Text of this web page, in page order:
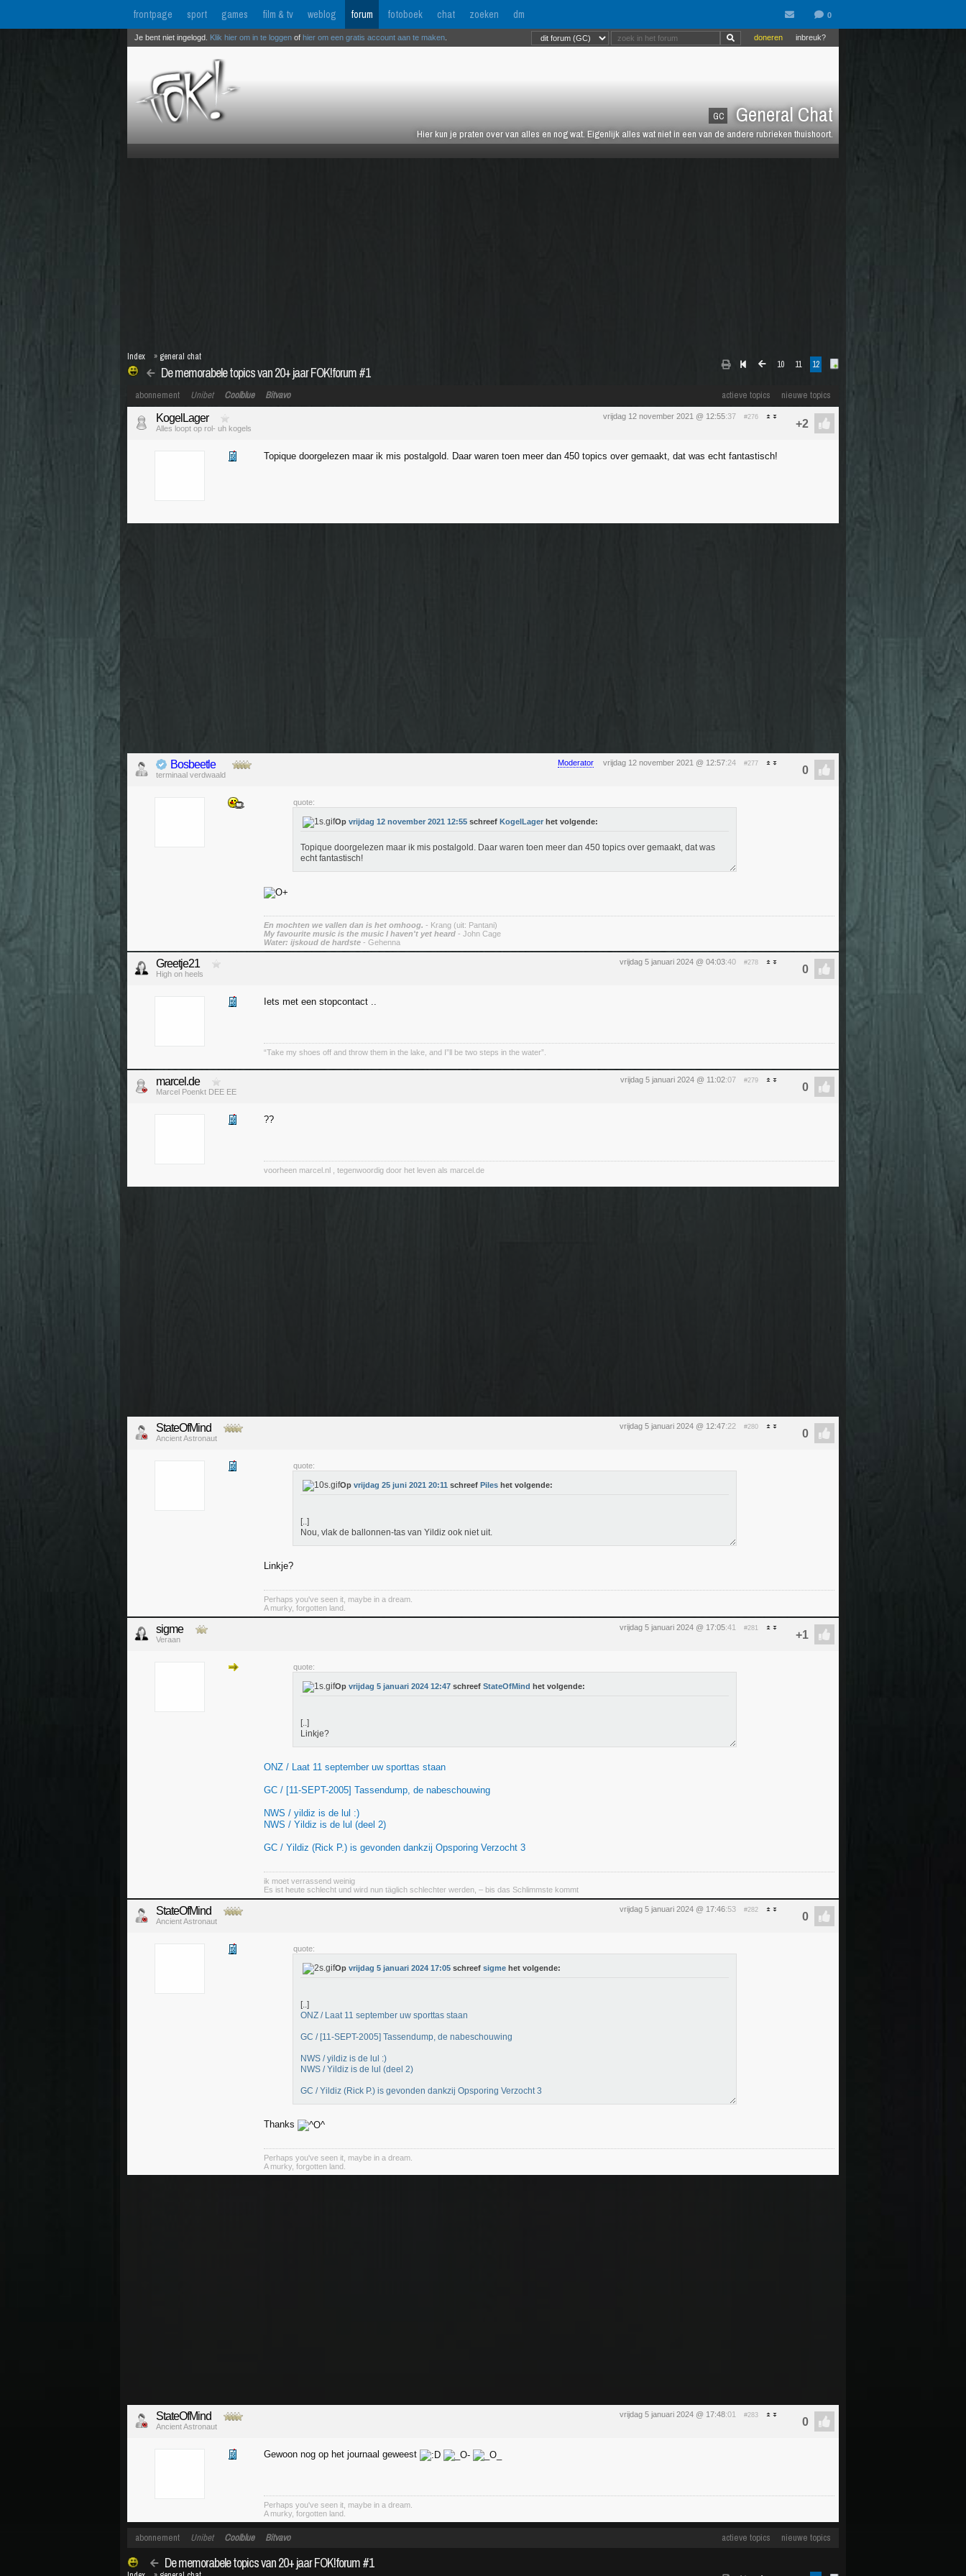
frontpage sport games film & tv weblog forum fotoboek chat zoeken dm
GC General Chat
Hier kun je praten over van alles en nog wat. Eigenlijk alles wat niet in een van de andere rubrieken thuishoort.
inbreuk?
doneren
Je bent niet ingelogd. Klik hier om in te loggen of hier om een gratis account aan te maken
10 11 12
De memorabele topics van 20+ jaar FOK!forum #1
Index » general chat
actieve topics nieuwe topics
abonnement Unibet Coolblue Bitvavo
vrijdag 12 november 2021 @ 12:55:37 #276
KogelLager
Alles loopt op rol- uh kogels
Topique doorgelezen maar ik mis postalgold. Daar waren toen meer dan 450 topics over gemaakt, dat was echt fantastisch!
Moderator vrijdag 12 november 2021 @ 12:57:24 #277
Bosbeetle
terminaal verdwaald
quote:
Op vrijdag 12 november 2021 12:55 schreef KogelLager het volgende:
Topique doorgelezen maar ik mis postalgold. Daar waren toen meer dan 450 topics over gemaakt, dat was
echt fantastisch!
En mochten we vallen dan is het omhoog. - Krang (uit: Pantani)
My favourite music is the music I haven't yet heard - John Cage
Water: ijskoud de hardste - Gehenna
vrijdag 5 januari 2024 @ 04:03:40 #278
Greetje21
High on heels
Iets met een stopcontact ..
“Take my shoes off and throw them in the lake, and I”ll be two steps in the water”.
vrijdag 5 januari 2024 @ 11:02:07 #279
marcel.de
Marcel Poenkt DEE EE
??
voorheen marcel.nl , tegenwoordig door het leven als marcel.de
vrijdag 5 januari 2024 @ 12:47:22 #280
StateOfMind
Ancient Astronaut
quote:
Op vrijdag 25 juni 2021 20:11 schreef Piles het volgende:
[..]
Nou, vlak de ballonnen-tas van Yildiz ook niet uit.
Linkje?
Perhaps you've seen it, maybe in a dream.
A murky, forgotten land.
vrijdag 5 januari 2024 @ 17:05:41 #281
sigme
Veraan
quote:
Op vrijdag 5 januari 2024 12:47 schreef StateOfMind het volgende:
[..]
Linkje?
ONZ / Laat 11 september uw sporttas staan
GC / [11-SEPT-2005] Tassendump, de nabeschouwing
NWS / yildiz is de lul :)
NWS / Yildiz is de lul (deel 2)
GC / Yildiz (Rick P.) is gevonden dankzij Opsporing Verzocht 3
ik moet verrassend weinig
Es ist heute schlecht und wird nun täglich schlechter werden, – bis das Schlimmste kommt
vrijdag 5 januari 2024 @ 17:46:53 #282
StateOfMind
Ancient Astronaut
quote:
Op vrijdag 5 januari 2024 17:05 schreef sigme het volgende:
[..]
ONZ / Laat 11 september uw sporttas staan
GC / [11-SEPT-2005] Tassendump, de nabeschouwing
NWS / yildiz is de lul :)
NWS / Yildiz is de lul (deel 2)
GC / Yildiz (Rick P.) is gevonden dankzij Opsporing Verzocht 3
Thanks
Perhaps you've seen it, maybe in a dream.
A murky, forgotten land.
vrijdag 5 januari 2024 @ 17:48:01 #283
StateOfMind
Ancient Astronaut
Gewoon nog op het journaal geweest
Perhaps you've seen it, maybe in a dream.
A murky, forgotten land.
actieve topics nieuwe topics
abonnement Unibet Coolblue Bitvavo
De memorabele topics van 20+ jaar FOK!forum #1